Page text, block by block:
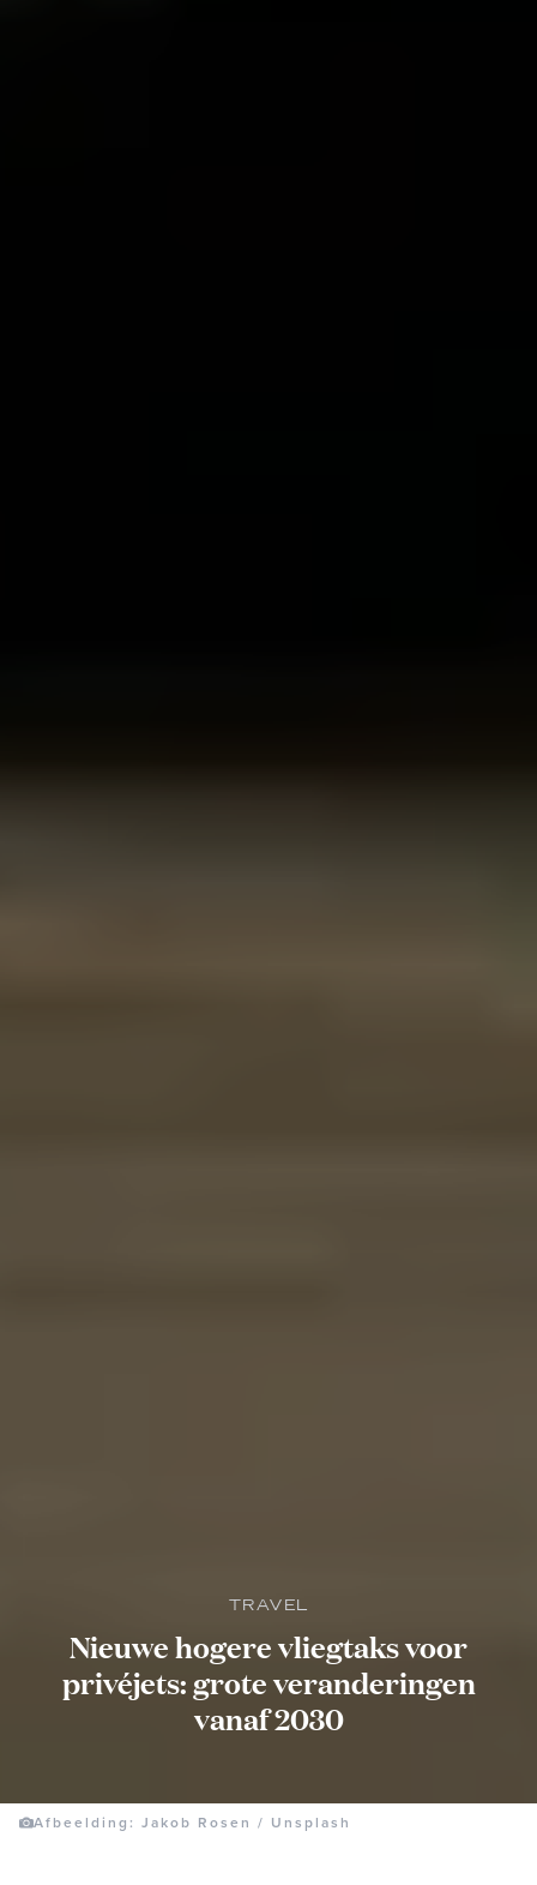
TRAVEL
Nieuwe hogere vliegtaks voor
privéjets: grote veranderingen
vanaf 2030
Afbeelding: Jakob Rosen / Unsplash